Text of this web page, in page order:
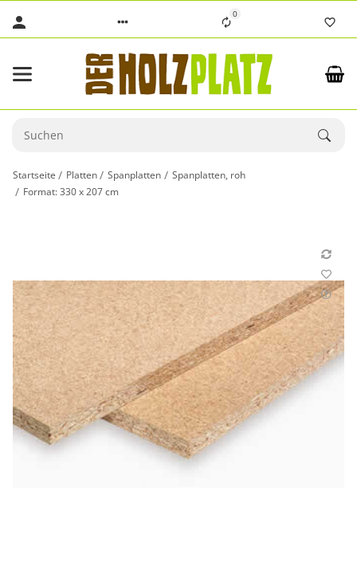
0
Startseite Platten Spanplatten
Spanplatten, roh
Format: 330 x 207 cm